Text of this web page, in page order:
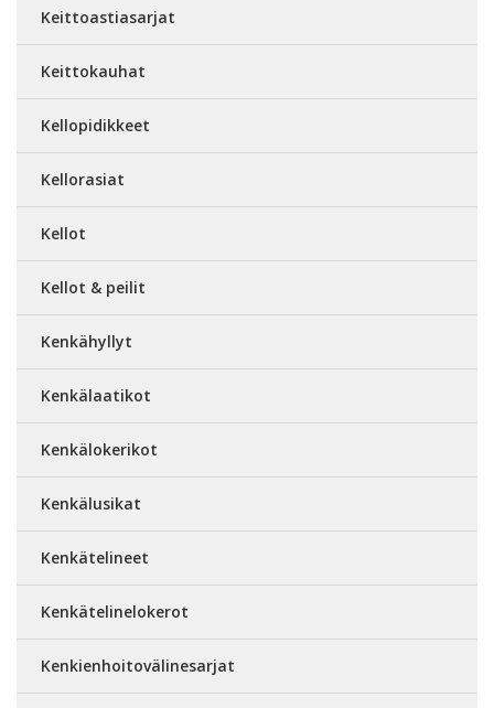
Keittoastiasarjat
Keittokauhat
Kellopidikkeet
Kellorasiat
Kellot
Kellot & peilit
Kenkähyllyt
Kenkälaatikot
Kenkälokerikot
Kenkälusikat
Kenkätelineet
Kenkätelinelokerot
Kenkienhoitovälinesarjat